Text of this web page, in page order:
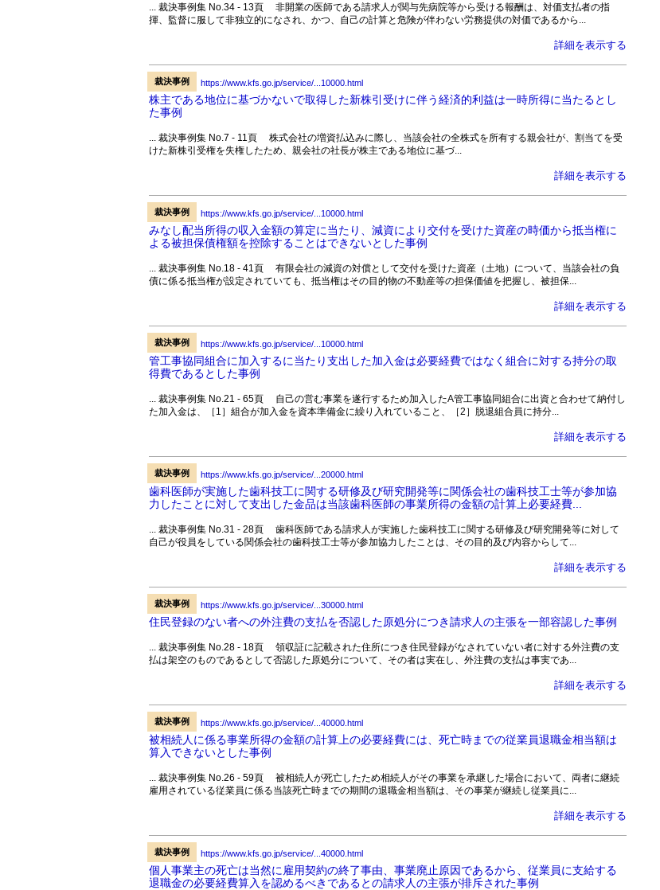
... 裁決事例集 No.34 - 13頁 非開業の医師である請求人が関与先病院等から受ける報酬は、対価支払者の指
揮、監督に服して非独立的になされ、かつ、自己の計算と危険が伴わない労務提供の対価であるから...
詳細を表示する
裁決事例 https://www.kfs.go.jp/service/...10000.html
株主である地位に基づかないで取得した新株引受けに伴う経済的利益は一時所得に当たるとし
た事例
... 裁決事例集 No.7 - 11頁 株式会社の増資払込みに際し、当該会社の全株式を所有する親会社が、割当てを受
けた新株引受権を失権したため、親会社の社長が株主である地位に基づ...
詳細を表示する
裁決事例 https://www.kfs.go.jp/service/...10000.html
みなし配当所得の収入金額の算定に当たり、減資により交付を受けた資産の時価から抵当権に
よる被担保債権額を控除することはできないとした事例
... 裁決事例集 No.18 - 41頁 有限会社の減資の対償として交付を受けた資産（土地）について、当該会社の負
債に係る抵当権が設定されていても、抵当権はその目的物の不動産等の担保価値を把握し、被担保...
詳細を表示する
裁決事例 https://www.kfs.go.jp/service/...10000.html
管工事協同組合に加入するに当たり支出した加入金は必要経費ではなく組合に対する持分の取
得費であるとした事例
... 裁決事例集 No.21 - 65頁 自己の営む事業を遂行するため加入したA管工事協同組合に出資と合わせて納付し
た加入金は、［1］組合が加入金を資本準備金に繰り入れていること、［2］脱退組合員に持分...
詳細を表示する
裁決事例 https://www.kfs.go.jp/service/...20000.html
歯科医師が実施した歯科技工に関する研修及び研究開発等に関係会社の歯科技工士等が参加協
力したことに対して支出した金品は当該歯科医師の事業所得の金額の計算上必要経費...
... 裁決事例集 No.31 - 28頁 歯科医師である請求人が実施した歯科技工に関する研修及び研究開発等に対して
自己が役員をしている関係会社の歯科技工士等が参加協力したことは、その目的及び内容からして...
詳細を表示する
裁決事例 https://www.kfs.go.jp/service/...30000.html
住民登録のない者への外注費の支払を否認した原処分につき請求人の主張を一部容認した事例
... 裁決事例集 No.28 - 18頁 領収証に記載された住所につき住民登録がなされていない者に対する外注費の支
払は架空のものであるとして否認した原処分について、その者は実在し、外注費の支払は事実であ...
詳細を表示する
裁決事例 https://www.kfs.go.jp/service/...40000.html
被相続人に係る事業所得の金額の計算上の必要経費には、死亡時までの従業員退職金相当額は
算入できないとした事例
... 裁決事例集 No.26 - 59頁 被相続人が死亡したため相続人がその事業を承継した場合において、両者に継続
雇用されている従業員に係る当該死亡時までの期間の退職金相当額は、その事業が継続し従業員に...
詳細を表示する
裁決事例 https://www.kfs.go.jp/service/...40000.html
個人事業主の死亡は当然に雇用契約の終了事由、事業廃止原因であるから、従業員に支給する
退職金の必要経費算入を認めるべきであるとの請求人の主張が排斥された事例